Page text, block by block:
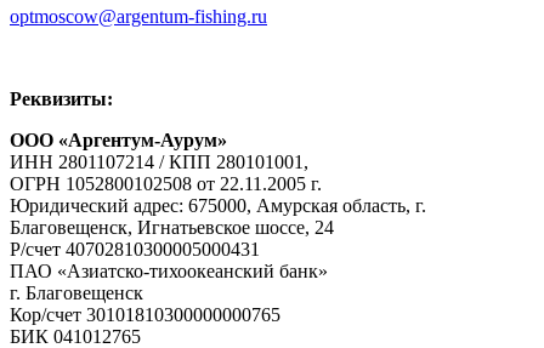
optmoscow@argentum-fishing.ru
Реквизиты:
ООО «Аргентум-Аурум»
ИНН 2801107214 / КПП 280101001,
ОГРН 1052800102508 от 22.11.2005 г.
Юридический адрес: 675000, Амурская область, г.
Благовещенск, Игнатьевское шоссе, 24
Р/счет 40702810300005000431
ПАО «Азиатско-тихоокеанский банк»
г. Благовещенск
Кор/счет 30101810300000000765
БИК 041012765